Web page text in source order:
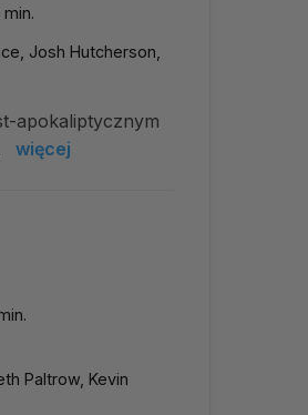
Josh Hutcherson,
apokaliptycznym
więcej
Paltrow, Kevin